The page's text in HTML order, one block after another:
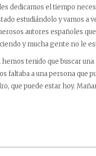
dedicamos el tiempo
estudiándolo y vamos
autores españoles
y mucha gente no le
tenido que buscar
faltaba a una persona que
que puede estar hoy.